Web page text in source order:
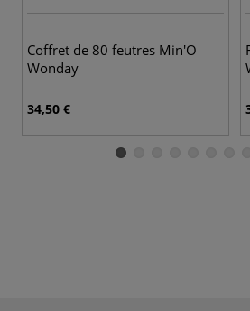
Coffret de 80 feutres Min'O
Wonday
34,50 €